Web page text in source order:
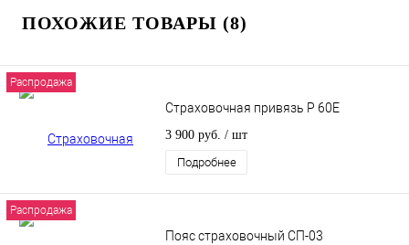
ПОХОЖИЕ ТОВАРЫ (8)
Распродажа
Страховочная привязь P 60E
3 900 руб. / шт
Подробнее
Распродажа
Пояс страховочный СП-03